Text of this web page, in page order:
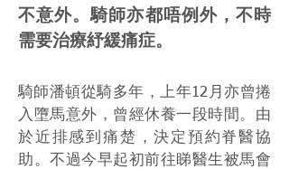
不意外。騎師亦都唔例外，不時
需要治療紓緩痛症。
騎師潘頓從騎多年，上年12月亦曾捲
入墮馬意外，曾經休養一段時間。由
於近排感到痛楚，決定預約脊醫協
助。不過今早起初前往睇醫生被馬會